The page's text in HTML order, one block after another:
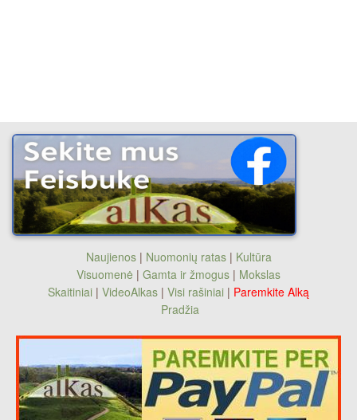
Naujienos| Nuomonių ratas| Kultūra
Visuomenė | Gamta ir žmogus | Mokslas
Skaitiniai | VideoAlkas | Visi rašiniai | Paremkite Alką
Pradžia